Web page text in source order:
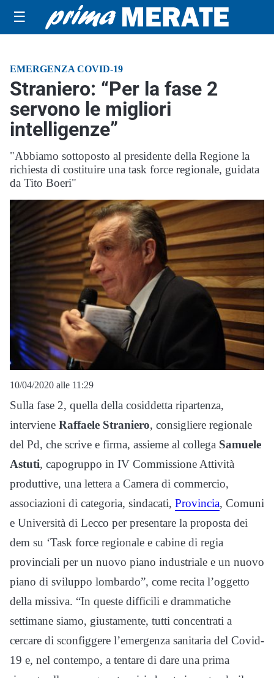
☰
EMERGENZA COVID-19
Straniero: “Per la fase 2
servono le migliori
intelligenze”
"Abbiamo sottoposto al presidente della Regione la
richiesta di costituire una task force regionale, guidata
da Tito Boeri"
10/04/2020 alle 11:29
Sulla fase 2, quella della cosiddetta ripartenza,
interviene Raffaele Straniero, consigliere regionale
del Pd, che scrive e firma, assieme al collega Samuele
Astuti, capogruppo in IV Commissione Attività
produttive, una lettera a Camera di commercio,
associazioni di categoria, sindacati, Provincia, Comuni
e Università di Lecco per presentare la proposta dei
dem su ‘Task force regionale e cabine di regia
provinciali per un nuovo piano industriale e un nuovo
piano di sviluppo lombardo”, come recita l’oggetto
della missiva. “In queste difficili e drammatiche
settimane siamo, giustamente, tutti concentrati a
cercare di sconfiggere l’emergenza sanitaria del Covid-
19 e, nel contempo, a tentare di dare una prima